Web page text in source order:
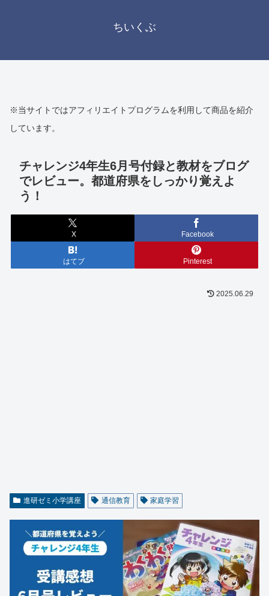
ちいくぶ
※当サイトではアフィリエイトプログラムを利用して商品を紹介
しています。
チャレンジ4年生6月号付録と教材をブログ
でレビュー。都道府県をしっかり覚えよ
う！
X Facebook
はてブ Pinterest
2025.06.29
進研ゼミ小学講座 通信教育 家庭学習